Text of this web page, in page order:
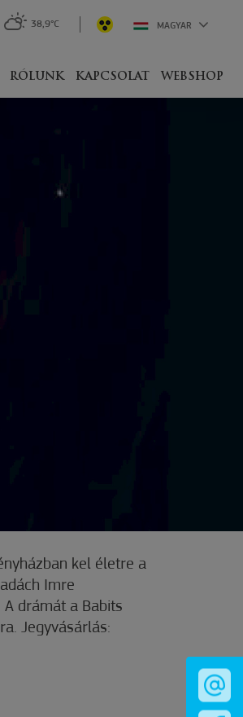
RÓLUNK KAPCSOLAT WEBSHOP
38,9°C MAGYAR
kel életre a
Imre
drámát a Babits
Jegyvásárlás: